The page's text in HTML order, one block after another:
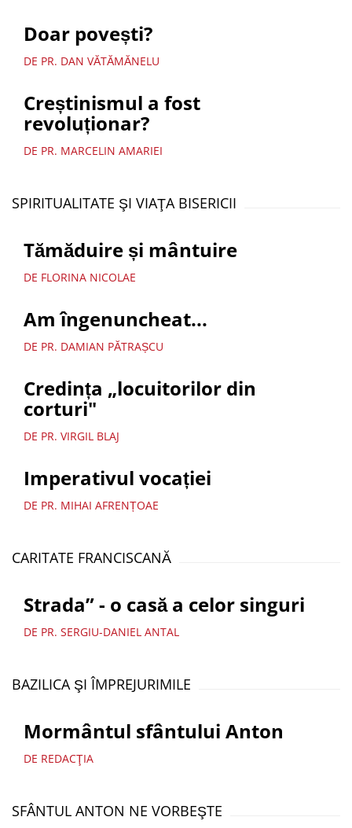
Doar povești?
DE PR. DAN VĂTĂMĂNELU
Creștinismul a fost
revoluționar?
DE PR. MARCELIN AMARIEI
SPIRITUALITATE ŞI VIAŢA BISERICII
Tămăduire și mântuire
DE FLORINA NICOLAE
Am îngenuncheat...
DE PR. DAMIAN PĂTRAȘCU
Credința „locuitorilor din
corturi"
DE PR. VIRGIL BLAJ
Imperativul vocației
DE PR. MIHAI AFRENȚOAE
CARITATE FRANCISCANĂ
Strada” - o casă a celor singuri
DE PR. SERGIU-DANIEL ANTAL
BAZILICA ŞI ÎMPREJURIMILE
Mormântul sfântului Anton
DE REDACŢIA
SFÂNTUL ANTON NE VORBEŞTE